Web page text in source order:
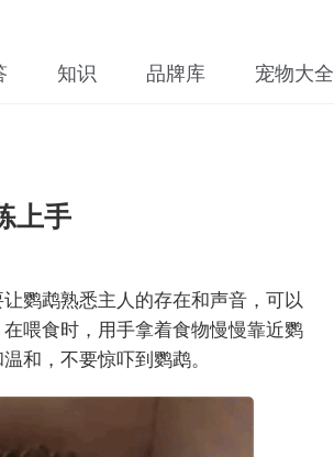
知识 品牌库 宠物大全
上手
鹦鹉熟悉主人的存在和声音，可以
喂食时，用手拿着食物慢慢靠近鹦
和，不要惊吓到鹦鹉。